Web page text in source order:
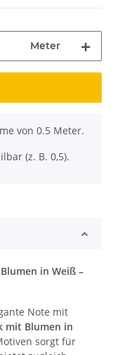
Meter
von 0.5 Meter.
(z. B. 0,5).
in Weiß –
Note mit
mit Blumen in
sorgt für